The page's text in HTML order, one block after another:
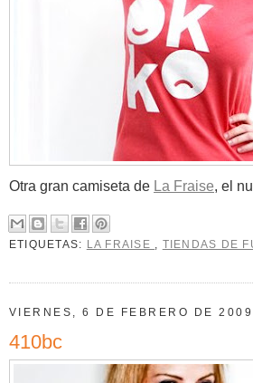
Otra gran camiseta de La Fraise, el
ETIQUETAS: LA FRAISE TIENDAS DE
VIERNES, 6 DE FEBRERO DE 2009
410bc